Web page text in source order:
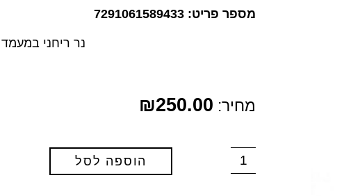
7291061589433
נר ריחני במעמד עץ
מחיר: ₪250.00
הוספה לסל